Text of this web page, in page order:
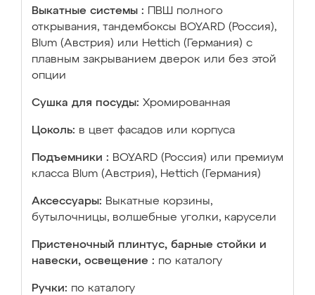
Выкатные системы :
ПВШ полного
открывания, тандембоксы BOYARD (Россия),
Blum (Австрия) или Hettich (Германия) с
плавным закрыванием дверок или без этой
опции
Сушка для посуды: Хромированная
Цоколь: в цвет фасадов или корпуса
Подъемники : BOYARD (Россия) или премиум
класса Blum (Австрия), Hettich (Германия)
Аксессуары: Выкатные корзины,
бутылочницы, волшебные уголки, карусели
Пристеночный плинтус, барные стойки и
навески, освещение : по каталогу
Ручки: по каталогу